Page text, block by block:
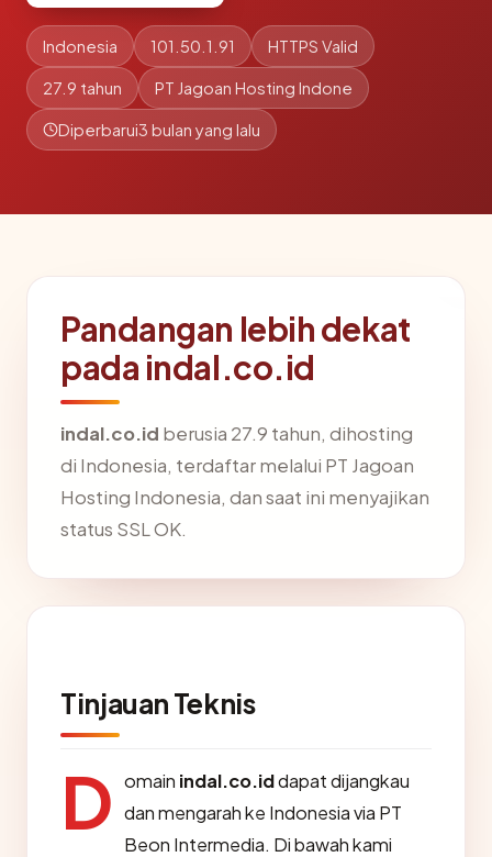
Indonesia 101.50.1.91 HTTPS Valid
27.9 tahun PT Jagoan Hosting Indone
Diperbarui3 bulan yang lalu
Pandangan lebih dekat
pada indal.co.id
indal.co.id berusia 27.9 tahun, dihosting
di Indonesia, terdaftar melalui PT Jagoan
Hosting Indonesia, dan saat ini menyajikan
status SSL OK.
Tinjauan Teknis
D omain indal.co.iddapat dijangkau
dan mengarah ke Indonesia via PT
Beon Intermedia. Di bawah kami